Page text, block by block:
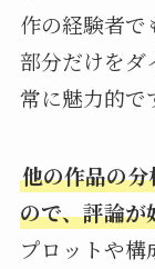
作の経験者で
部分だけをダ
常に魅力的で
他の作品の
ので、評論が
プロットや